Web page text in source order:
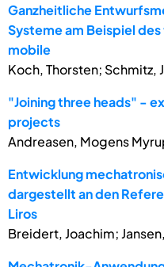
Ganzheitliche
Systeme am Beispiel
mobile
Koch, Thorsten; Schmitz,
"Joining three heads" -
projects
Andreasen, Mogens
Entwicklung
dargestellt an den
Liros
Breidert, Joachim;